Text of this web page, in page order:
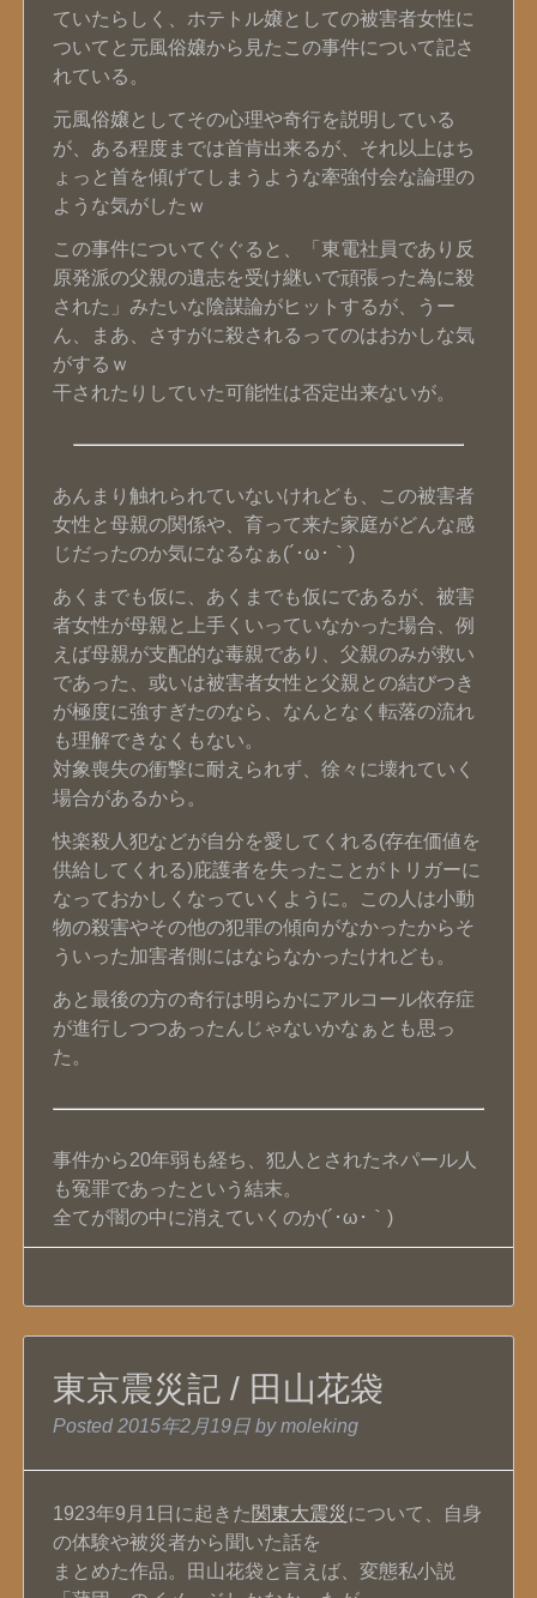
ていたらしく、ホテトル嬢としての被害者女性に
ついてと元風俗嬢から見たこの事件について記さ
れている。
元風俗嬢としてその心理や奇行を説明している
が、ある程度までは首肯出来るが、それ以上はち
ょっと首を傾げてしまうような牽強付会な論理の
ような気がしたｗ
この事件についてぐぐると、「東電社員であり反
原発派の父親の遺志を受け継いで頑張った為に殺
された」みたいな陰謀論がヒットするが、うー
ん、まあ、さすがに殺されるってのはおかしな気
がするｗ
干されたりしていた可能性は否定出来ないが。
あんまり触れられていないけれども、この被害者
女性と母親の関係や、育って来た家庭がどんな感
じだったのか気になるなぁ(´･ω･｀)
あくまでも仮に、あくまでも仮にであるが、被害
者女性が母親と上手くいっていなかった場合、例
えば母親が支配的な毒親であり、父親のみが救い
であった、或いは被害者女性と父親との結びつき
が極度に強すぎたのなら、なんとなく転落の流れ
も理解できなくもない。
対象喪失の衝撃に耐えられず、徐々に壊れていく
場合があるから。
快楽殺人犯などが自分を愛してくれる(存在価値を
供給してくれる)庇護者を失ったことがトリガーに
なっておかしくなっていくように。この人は小動
物の殺害やその他の犯罪の傾向がなかったからそ
ういった加害者側にはならなかったけれども。
あと最後の方の奇行は明らかにアルコール依存症
が進行しつつあったんじゃないかなぁとも思っ
た。
事件から20年弱も経ち、犯人とされたネパール人
も冤罪であったという結末。
全てが闇の中に消えていくのか(´･ω･｀)
東京震災記 / 田山花袋
Posted2015年2月19日 by moleking
1923年9月1日に起きた関東大震災 について、自身
の体験や被災者から聞いた話を
まとめた作品。田山花袋と言えば、変態私小説